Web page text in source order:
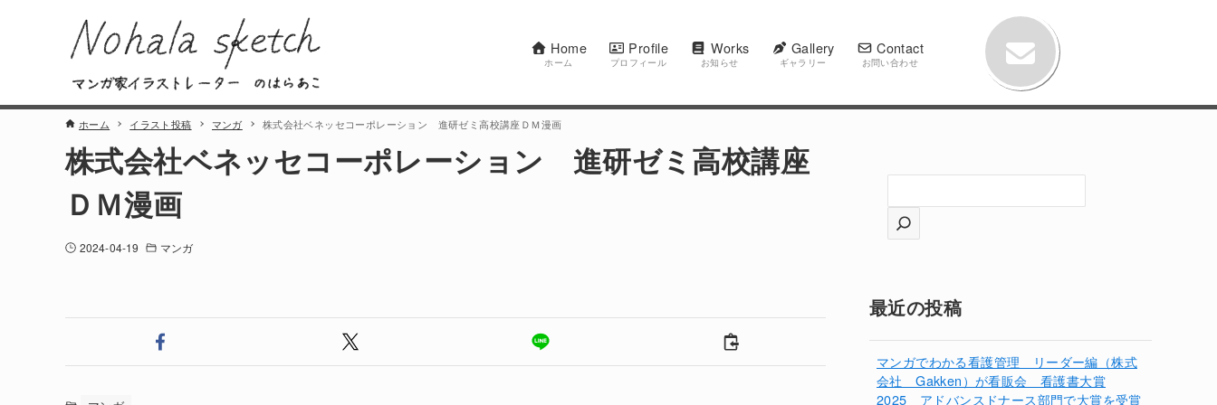
Home
ホーム
Profile
プロフィール
Works
お知らせ
Gallery
ギャラリー
Contact
お問い合わせ
ホーム イラスト投稿 マンガ 株式会社ベネッセコーポレーション 進研ゼミ高校講座ＤＭ漫画
株式会社ベネッセコーポレーション 進研ゼミ高校講座
ＤＭ漫画
2024-04-19 マンガ
索
最近の投稿
マンガでわかる看護管理 リーダー編（株式
会社 Gakken）が看販会 看護書大賞
2025 アドバンスドナース部門で大賞を受賞